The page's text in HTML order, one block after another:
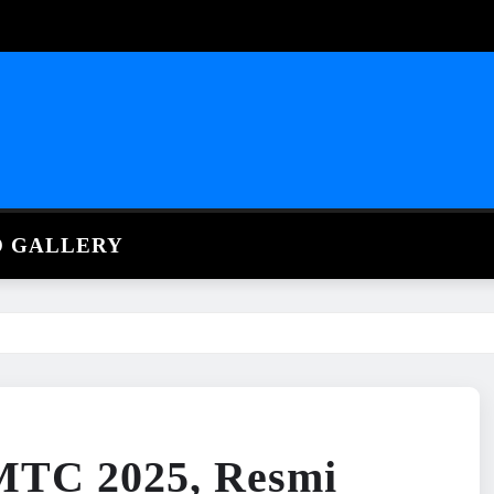
GALLERY
2025, Resmi